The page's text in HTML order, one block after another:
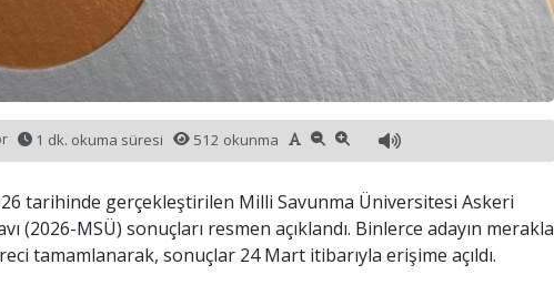
1 dk. okuma süresi 512 okunma
tarihinde gerçekleştirilen Milli Savunma Üniversitesi Askeri
(2026-MSÜ) sonuçları resmen açıklandı. Binlerce adayın merakla
tamamlanarak, sonuçlar 24 Mart itibarıyla erişime açıldı.